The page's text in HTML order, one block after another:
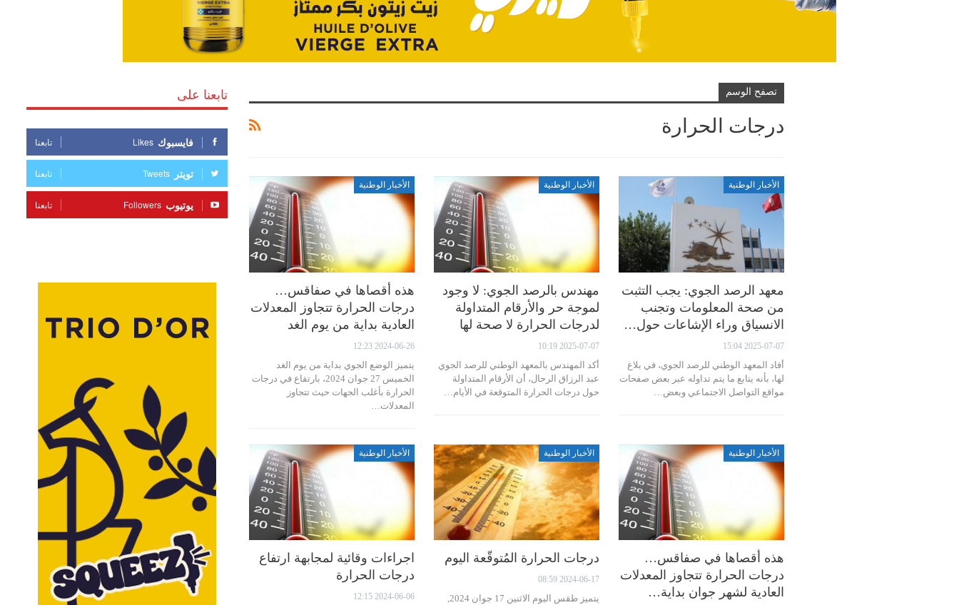
تصفح الوسم
درجات الحرارة
الأخبار الوطنية
معهد الرصد الجوي: يجب التثبت
من صحة المعلومات وتجنب
الانسياق وراء الإشاعات حول…
2025-07-07 15:04
أفاد المعهد الوطني للرصد الجوي، في بلاغ
لها، بأنه يتابع ما يتم تداوله عبر بعض صفحات
مواقع التواصل الاجتماعي وبعض…
الأخبار الوطنية
مهندس بالرصد الجوي: لا وجود
لموجة حر والأرقام المتداولة
لدرجات الحرارة لا صحة لها
2025-07-07 10:19
أكد المهندس بالمعهد الوطني للرصد الجوي
عبد الرزاق الرحال، أن الأرقام المتداولة
حول درجات الحرارة المتوقعة في الأيام…
الأخبار الوطنية
هذه أقصاها في صفاقس…
درجات الحرارة تتجاوز المعدلات
العادية بداية من يوم الغد
2024-06-26 12:23
يتميز الوضع الجوي بداية من يوم الغد
الخميس 27 جوان 2024، بارتفاع في درجات
الحرارة بأغلب الجهات حيث تتجاوز
المعدلات…
الأخبار الوطنية
هذه أقصاها في صفاقس…
درجات الحرارة تتجاوز المعدلات
العادية لشهر جوان بداية…
الأخبار الوطنية
درجات الحرارة المُتوقّعة اليوم
2024-06-17 08:59
يتميز طقس اليوم الاثنين 17 جوان 2024,
الأخبار الوطنية
اجراءات وقائية لمجابهة ارتفاع
درجات الحرارة
2024-06-06 12:15
تابعنا على
فايسبوك Likes تابعنا
تويتر Tweets تابعنا
يوتيوب Followers تابعنا